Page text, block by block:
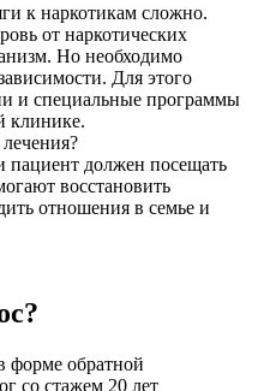
к наркотикам сложно.
от наркотических
Но необходимо
Для этого
и специальные программы
клинике.
пациент должен посещать
восстановить
отношения в семье и
форме обратной
со стажем 20 лет